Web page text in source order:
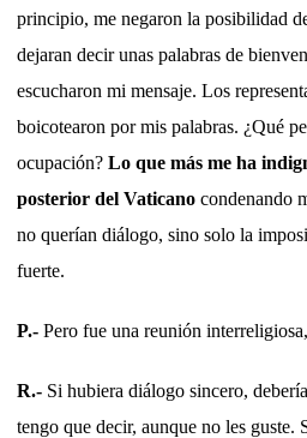
principio, me negaron la posibilidad
dejaran decir unas palabras de
escucharon mi mensaje. Los
boicotearon por mis palabras. ¿Qué
ocupación? Lo que más me ha
posterior del Vaticano condenando
no querían diálogo, sino solo la
fuerte.
P.- Pero fue una reunión
R.- Si hubiera diálogo sincero,
tengo que decir, aunque no les guste.